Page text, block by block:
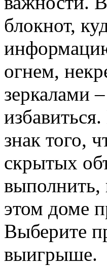
блокнот,
огнем,
зеркалами
знак того,
скрытых
выполнить,
этом доме
Выберите
выигрыше.